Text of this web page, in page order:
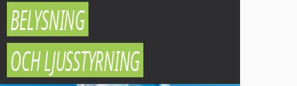
BELYSNING
OCH LJUSSTYRNING